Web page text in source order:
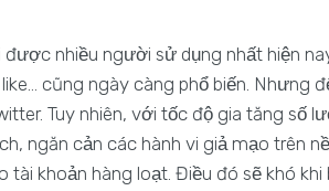
nhiều người sử dụng nhất hiện
cũng ngày càng phổ biến. Nhưng
Tuy nhiên, với tốc độ gia tăng số
ngăn cản các hành vi giả mạo trên
tài khoản hàng loạt. Điều đó sẽ khó